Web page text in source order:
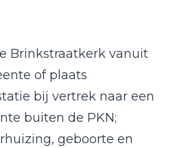
Brinkstraatkerk vanuit
of plaats
bij vertrek naar een
buiten de PKN;
geboorte en